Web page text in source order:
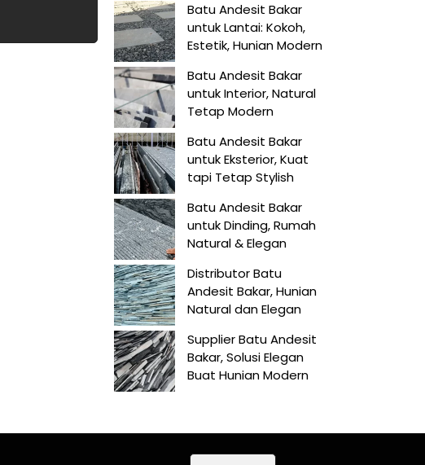
Batu Andesit Bakar
untuk Lantai: Kokoh,
Estetik, Hunian Modern
Batu Andesit Bakar
untuk Interior, Natural
Tetap Modern
Batu Andesit Bakar
untuk Eksterior, Kuat
tapi Tetap Stylish
Batu Andesit Bakar
untuk Dinding, Rumah
Natural & Elegan
Distributor Batu
Andesit Bakar, Hunian
Natural dan Elegan
Supplier Batu Andesit
Bakar, Solusi Elegan
Buat Hunian Modern